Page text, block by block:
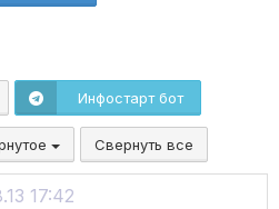
Инфостарт бот
Свернуть все
17:42